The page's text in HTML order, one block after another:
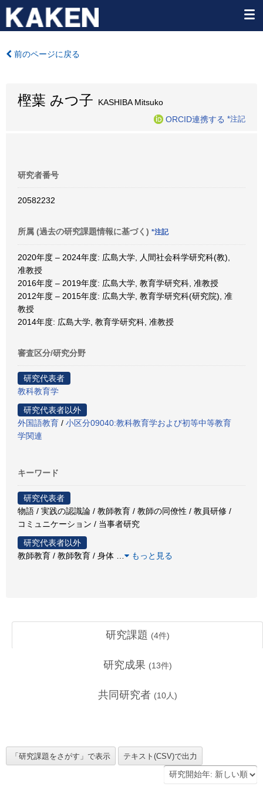
前のページに戻る
樫葉 みつ子 KASHIBA Mitsuko
ORCID連携する *注記
研究者番号
20582232
所属 (過去の研究課題情報に基づく) *注記
2020年度 – 2024年度: 広島大学, 人間社会科学研究科(教),
准教授
2016年度 – 2019年度: 広島大学, 教育学研究科, 准教授
2012年度 – 2015年度: 広島大学, 教育学研究科(研究院), 准
教授
2014年度: 広島大学, 教育学研究科, 准教授
審査区分/研究分野
研究代表者
教科教育学
研究代表者以外
外国語教育 / 小区分09040:教科教育学および初等中等教育
学関連
キーワード
研究代表者
物語 / 実践の認識論 / 教師教育 / 教師の同僚性 / 教員研修 /
コミュニケーション / 当事者研究
研究代表者以外
教師教育 / 教師敎育 / 身体
もっと見る
研究課題 (4件)
研究成果 (13件)
共同研究者 (10人)